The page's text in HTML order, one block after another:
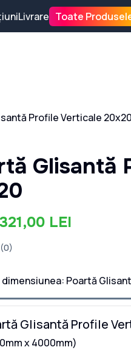
Livrare Toate
Profile Verticale 20x20
Glisantă
LEI
(0)
Poartă
Glisantă Profile
x 4000mm)